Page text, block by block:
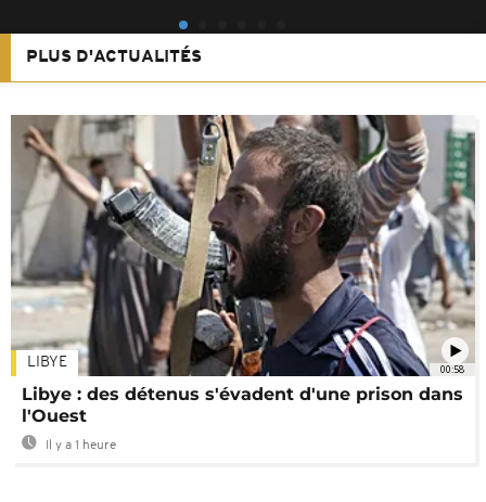
PLUS D'ACTUALITÉS
00:58
LIBYE
Libye : des détenus s'évadent d'une prison dans
l'Ouest
Il y a 1 heure